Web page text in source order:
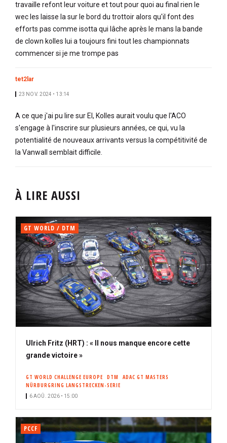
travaille refont leur voiture et tout pour quoi au final rien le
wec les laisse la sur le bord du trottoir alors qu'il font des
efforts pas comme isotta qui lâche après le mans la bande
de clown kolles lui a toujours fini tout les championnats
commencer si je me trompe pas
tet2lar
23 NOV. 2024 • 13:14
A ce que j'ai pu lire sur EI, Kolles aurait voulu que l'ACO
s'engage à l'inscrire sur plusieurs années, ce qui, vu la
potentialité de nouveaux arrivants versus la compétitivité de
la Vanwall semblait difficile.
À LIRE AUSSI
GT WORLD / DTM
Ulrich Fritz (HRT) : « Il nous manque encore cette
grande victoire »
GT WORLD CHALLENGE EUROPE DTM
ADAC GT MASTERS
NÜRBURGRING LANGSTRECKEN-SERIE
6 AOÛ. 2026 • 15:00
PCCF